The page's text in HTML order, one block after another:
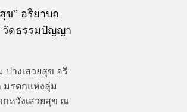
ข” อริยาบถ
วัดธรรมปัญญา
างเสวยสุข อริ
มรดกแห่งลุ่ม
หวังเสวยสุข ณ